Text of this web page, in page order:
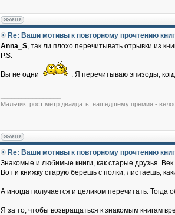
Re: Ваши мотивы к повторному прочтению
Anna_S, так ли плохо перечитывать отрывки из
P.S.
Вы не одни . Я перечитываю эпизоды,
Мальчик, рост метр двадцать, нашедшему премия -
Re: Ваши мотивы к повторному прочтению
Знакомые и любимые книги, как старые друзья.
Вот и книжку старую берешь с полки, листаешь,
А иногда получается и целиком перечитать. Тогда
Я за то, чтобы возвращаться к знакомым книгам